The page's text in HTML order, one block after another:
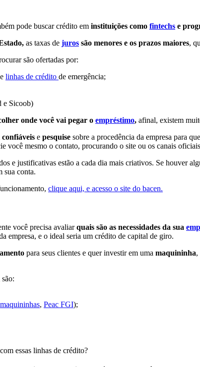
pode buscar crédito em instituições como fintechs e
as taxas de juros são menores e os prazos maiores,
são ofertadas por:
linhas de crédito de emergência;
e Sicoob)
onde você vai pegar o empréstimo, afinal, existem
e pesquise sobre a procedência da empresa para
você mesmo o contato, procurando o site ou os canais
e justificativas estão a cada dia mais criativos. Se houver
sua conta.
clique aqui, e acesso o site do bacen.
você precisa avaliarquais são as necessidades da sua
empresa, e o ideal seria um crédito de capital de giro.
para seus clientes e quer investir em uma maquininha,
, Peac FGI);
essas linhas de crédito?